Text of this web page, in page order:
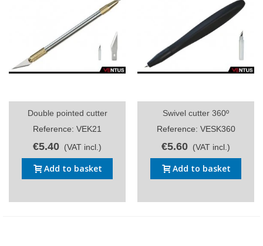
Double pointed cutter
Reference: VEK21
€5.40 (VAT incl.)
Add to basket
Swivel cutter 360º
Reference: VESK360
€5.60 (VAT incl.)
Add to basket